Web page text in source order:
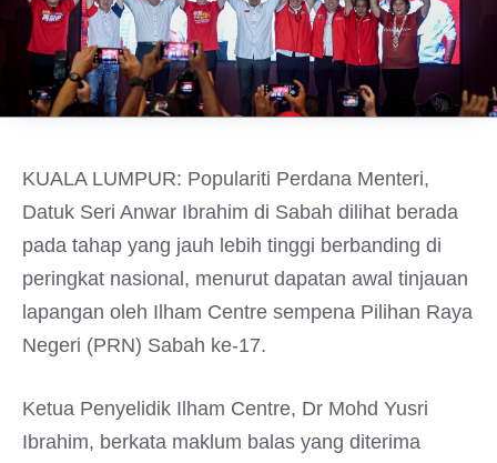
KUALA LUMPUR: Populariti Perdana Menteri,
Datuk Seri Anwar Ibrahim di Sabah dilihat berada
pada tahap yang jauh lebih tinggi berbanding di
peringkat nasional, menurut dapatan awal tinjauan
lapangan oleh Ilham Centre sempena Pilihan Raya
Negeri (PRN) Sabah ke-17.
Ketua Penyelidik Ilham Centre, Dr Mohd Yusri
Ibrahim, berkata maklum balas yang diterima